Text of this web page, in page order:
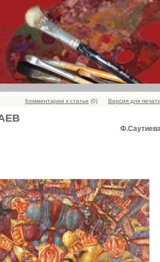
Комментарии к статье (0) Версия для